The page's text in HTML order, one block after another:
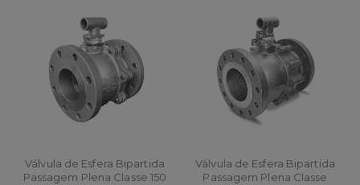
Válvula de Esfera Bipartida
Passagem Plena Classe 150
Válvula de Esfera Bipartida
Passagem Plena Classe